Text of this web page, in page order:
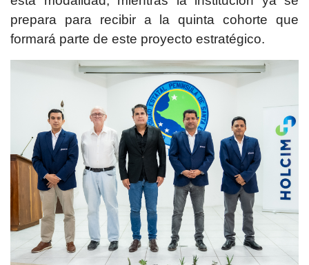
prepara para recibir a la quinta cohorte que
formará parte de este proyecto estratégico.